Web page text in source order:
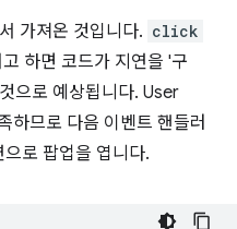
가져온 것입니다. click
하면 코드가 지연을 '구
으로 예상됩니다. User
므로 다음 이벤트 핸들러
로 팝업을 엽니다.